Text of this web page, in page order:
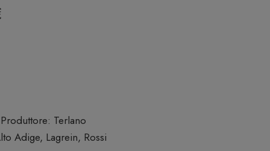
Produttore: Terlano
Adige, Lagrein, Rossi